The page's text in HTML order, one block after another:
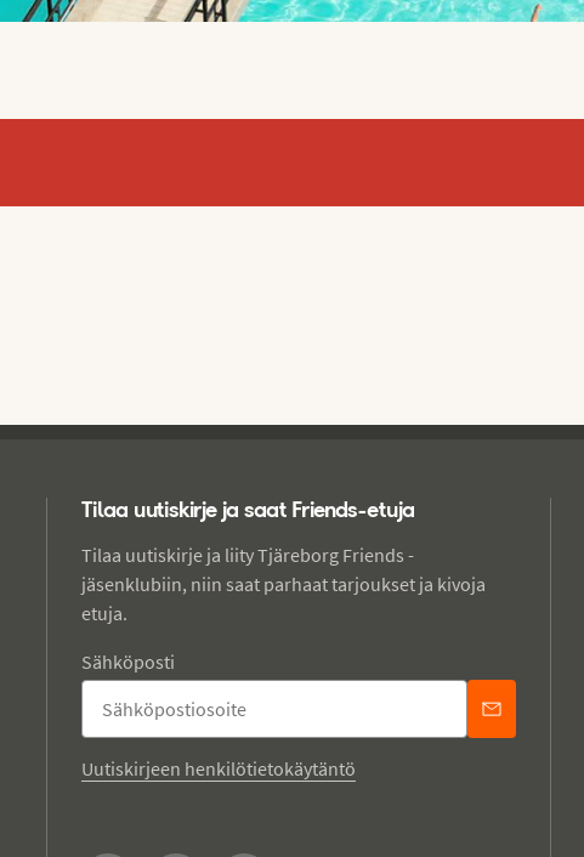
Tilaa uutiskirje ja saat Friends-etuja
Tilaa uutiskirje ja liity Tjäreborg Friends -
jäsenklubiin, niin saat parhaat tarjoukset ja kivoja
etuja.
Sähköposti
Uutiskirjeen henkilötietokäytäntö